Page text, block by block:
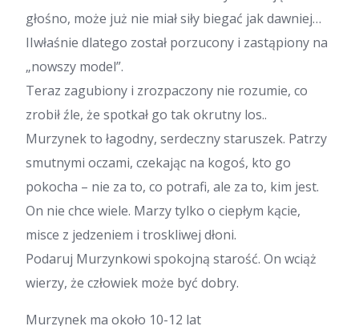
głośno, może już nie miał siły biegać jak dawniej…
IIwłaśnie dlatego został porzucony i zastąpiony na
„nowszy model”.
Teraz zagubiony i zrozpaczony nie rozumie, co
zrobił źle, że spotkał go tak okrutny los..
Murzynek to łagodny, serdeczny staruszek. Patrzy
smutnymi oczami, czekając na kogoś, kto go
pokocha – nie za to, co potrafi, ale za to, kim jest.
On nie chce wiele. Marzy tylko o ciepłym kącie,
misce z jedzeniem i troskliwej dłoni.
Podaruj Murzynkowi spokojną starość. On wciąż
wierzy, że człowiek może być dobry.
Murzynek ma około 10-12 lat